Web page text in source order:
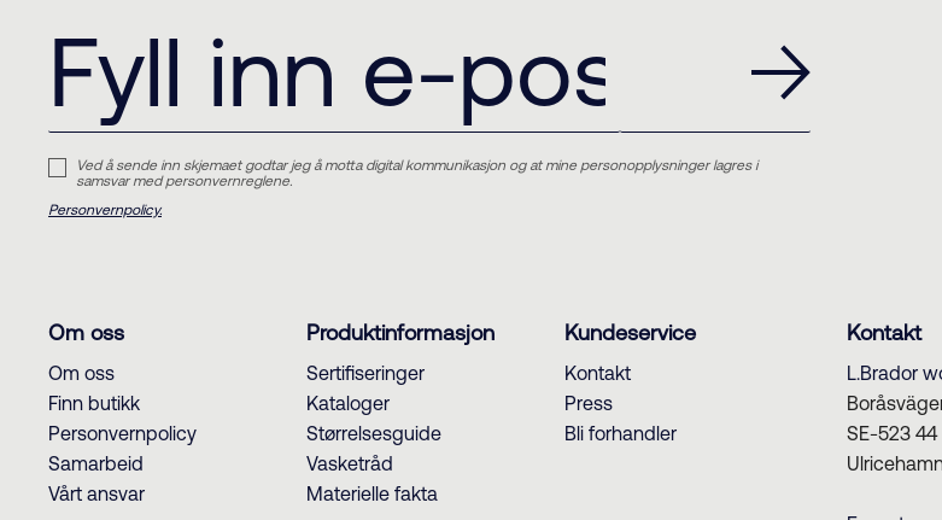
Ved å sende inn skjemaet godtar jeg å motta digital kommunikasjon og at mine personopplysninger lagres i
samsvar med personvernreglene.
Personvernpolicy.
Om oss
Om oss
Finn butikk
Personvernpolicy
Samarbeid
Vårt ansvar
Produktinformasjon
Sertifiseringer
Kataloger
Størrelsesguide
Vasketråd
Materielle fakta
Kundeservice
Kontakt
Press
Bli forhandler
Kontakt
L.Brador
SE-523 44